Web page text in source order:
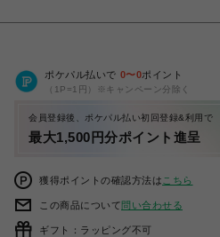
ポケパル払いで 0〜0ポイント
（1P=1円）※キャンペーン分除く
会員登録後、ポケパル払い初回登録&利用で
最大1,500円分ポイント進呈
獲得ポイントの確認方法は こちら
この商品について問い合わせる
ギフト：ラッピング不可